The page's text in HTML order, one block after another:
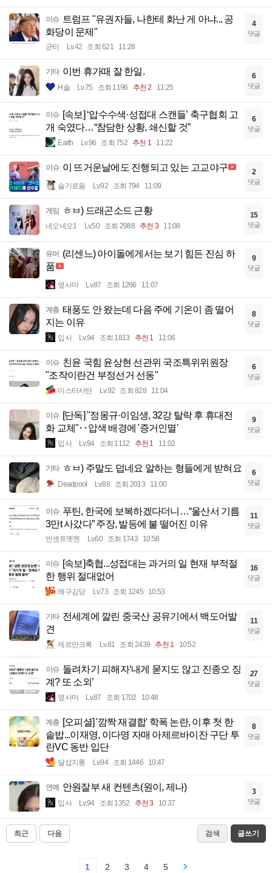
이슈
트럼프 "유권자들, 나한테 화난 게 아냐... 공
화당이 문제"
균터 Lv.42 조회 621 11:28
4
댓글
기타 이번 휴가때 잘 한일.
H솔 Lv.75 조회 1196 추천 2 11:25
6
댓글
이슈 [속보] ‘압수수색·성접대 스캔들’ 축구협회 고
개 숙였다…“참담한 상황, 쇄신할 것”
Earth Lv.96 조회 752 추천 1 11:22
6
댓글
이슈 이 뜨거운날에도 진행되고 있는 고교야구
슬기로움 Lv.92 조회 794 11:09
2
댓글
게임 ㅎㅂ) 드래곤소드 근황
네오네오1 Lv.50 조회 2988 추천 3 11:08
15
댓글
유머 (리센느) 아이돌에게서는 보기 힘든 진심 하
품
옆사마 Lv.87 조회 1266 11:07
9
댓글
계층 태풍도 안 왔는데 다음 주에 기온이 좀 떨어
지는 이유
입사 Lv.94 조회 1813 추천 1 11:06
8
댓글
이슈 친윤 국힘 윤상현 선관위 국조특위위원장
"조작이란건 부정선거 선동"
미스터사탄 Lv.92 조회 828 11:04
6
댓글
이슈 [단독] "정몽규·이임생, 32강 탈락 후 휴대전
화 교체"‥압색 배경에 '증거인멸'
입사 Lv.94 조회 1112 추천 1 11:02
9
댓글
기타 ㅎㅂ) 주말도 덥네요 알하는 형들에게 받혀요
Deadpool Lv.88 조회 2013 11:00
6
댓글
이슈 푸틴, 한국에 보복하겠다더니…“울산서 기름
3만t 사갔다” 주장, 발등에 불 떨어진 이유
빈센트멧젠 Lv.60 조회 1743 10:58
11
댓글
이슈 [속보]축협...성접대는 과거의 일 현재 부적절
한 행위 절대없어
왜구김당 Lv.73 조회 1245 10:53
16
댓글
기타 전세계에 깔린 중국산 공유기에서 백도어발
견
제르만크록 Lv.81 조회 2439 추천 1 10:52
11
댓글
이슈 돌려차기 피해자‘내게 묻지도 않고 진종오 징
계? 또 소외’
옆사마 Lv.87 조회 1702 10:48
27
댓글
계층 [오피셜] '깜짝 재결합' 학폭 논란, 이후 첫 한
솥밥...이재영, 이다영 자매 아제르바이잔 구단 투
란VC 동반 입단
달섭지롱 Lv.94 조회 1446 10:47
8
댓글
연예 안원잘부 새 컨텐츠(원이, 제나)
입사 Lv.94 조회 1352 추천 3 10:37
3
댓글
최근 다음 검색 글쓰기
1 2 3 4 5